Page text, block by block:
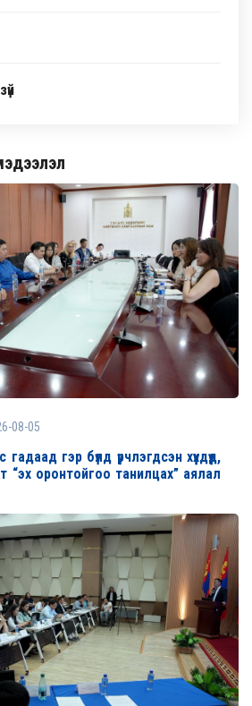
08-05
гэр бүлд үрчлэгдсэн хүүхдүүд,
“эх оронтойгоо танилцах” аялал